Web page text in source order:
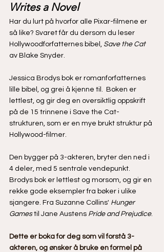
Writes a Novel
Har du lurt på hvorfor alle Pixar-filmene er
så like? Svaret får du dersom du leser
Hollywoodforfatternes bibel, Save the Cat
av Blake Snyder.
Jessica Brodys bok er romanforfatternes
lille bibel, og grei å kjenne til.  Boken er
lettlest, og gir deg en oversiktlig oppskrift
på de 15 trinnene i Save the Cat-
strukturen, som er en mye brukt struktur på
Hollywood-filmer.
Den bygger på 3-akteren, bryter den ned i
4 deler, med 5 sentrale vendepunkt.
Brodys bok er lettlest og morsom, og gir en
rekke gode eksempler fra bøker i ulike
sjangere. Fra Suzanne Collins' Hunger
Games til Jane Austens Pride and Prejudice.
Dette er boka for deg som vil forstå 3-
akteren, og ønsker å bruke en formel på